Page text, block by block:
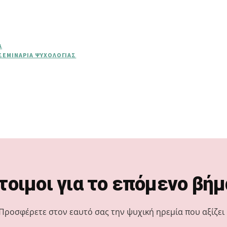
ΨΥΧΟΛΟΓΊΑΣ
για το επόμενο
στον εαυτό σας την ψυχική ηρεμία που αξίζει